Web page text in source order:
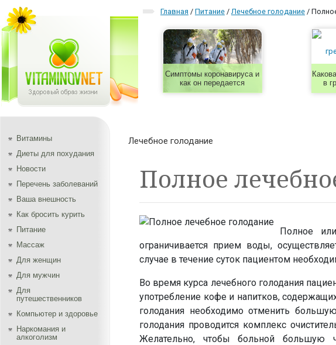
Главная / Питание / Лечебное голодание /
Симптомы коронавируса и
как он передается
в
Витамины
Диеты для похудания
Новости
Перечень заболеваний
Ваша внешность
Как бросить курить
Питание
Массаж
Для женщин
Для мужчин
Для
путешественников
Компьютер и здоровье
Наркомания и
алкоголизм
Лечебное голодание
Полное
Полное
ограничивается прием воды,
случае в течение суток пациентом
Во время курса лечебного голодания
употребление кофе и напитков,
голодания необходимо отменить
голодания проводится комплекс
Желательно, чтобы больной большую